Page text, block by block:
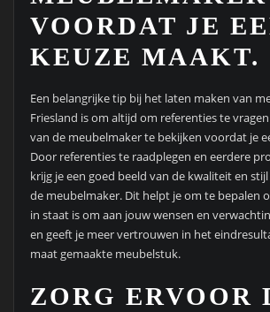
VOORDAT JE
KEUZE MAAKT.
Een belangrijke tip bij het laten maken van
Friesland is om altijd om referenties te
van de meubelmaker te bekijken voordat je
Door referenties te raadplegen en eerdere
krijg je een goed beeld van de kwaliteit en
de meubelmaker. Dit helpt je om te bepalen
in staat is om aan jouw wensen en
en geeft je meer vertrouwen in het
maat gemaakte meubelstuk.
ZORG ERVOOR